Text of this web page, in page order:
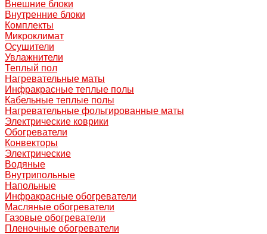
Внешние блоки
Внутренние блоки
Комплекты
Микроклимат
Осушители
Увлажнители
Теплый пол
Нагревательные маты
Инфракрасные теплые полы
Кабельные теплые полы
Нагревательные фольгированные маты
Электрические коврики
Обогреватели
Конвекторы
Электрические
Водяные
Внутрипольные
Напольные
Инфракрасные обогреватели
Масляные обогреватели
Газовые обогреватели
Пленочные обогреватели